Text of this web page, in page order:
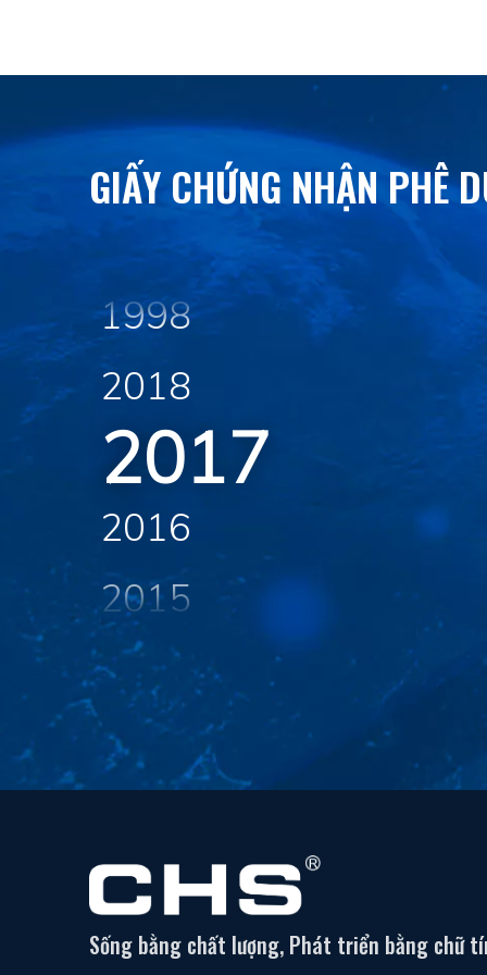
GIẤY CHỨNG NHẬN PHÊ
2000
1999
1998
2018
2017
2016
2015
2014
2013
2011
2010
Sống bằng chất lượng, Phát triển bằng chữ